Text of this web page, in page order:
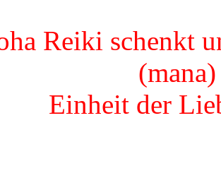
Reiki schenkt
Einheit der